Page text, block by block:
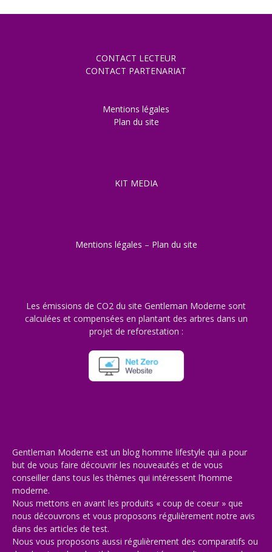
CONTACT LECTEUR
CONTACT PARTENARIAT
Mentions légales
Plan du site
KIT MEDIA
Mentions légales – Plan du site
Les émissions de CO2 du site Gentleman Moderne sont
calculées et compensées en plantant des arbres dans un
projet de reforestation :
Gentleman Moderne est un blog homme lifestyle qui a pour
but de vous faire découvrir les nouveautés et de vous
conseiller dans tous les thèmes qui intéressent l’homme
moderne.
Nous mettons en avant les produits « coup de coeur » que
nous découvrons et vous proposons régulièrement notre avis
dans des articles de test.
Nous vous proposons aussi régulièrement des comparatifs ou